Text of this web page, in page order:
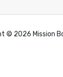
© 2026 Mission